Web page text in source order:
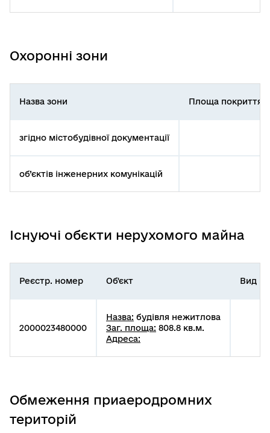
Охоронні зони
Назва зони Площа покриття
згідно містобудівної документації
об’єктів інженерних комунікацій
Існуючі обєкти нерухомого майна
Реєстр. номер Об'єкт Вид
2000023480000
Назва: будівля нежитлова
Заг. площа: 808.8 кв.м.
Адреса:
Обмеження приаеродромних
територій